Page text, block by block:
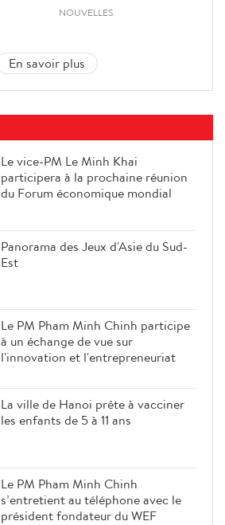
NOUVELLES
En savoir plus
Le vice-PM Le Minh Khai
participera à la prochaine réunion
du Forum économique mondial
Panorama des Jeux d'Asie du Sud-
Est
Le PM Pham Minh Chinh participe
à un échange de vue sur
l'innovation et l'entrepreneuriat
La ville de Hanoi prête à vacciner
les enfants de 5 à 11 ans
Le PM Pham Minh Chinh
s’entretient au téléphone avec le
président fondateur du WEF